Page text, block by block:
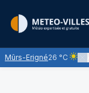
Mûrs-Erigné26 °C
Ciel